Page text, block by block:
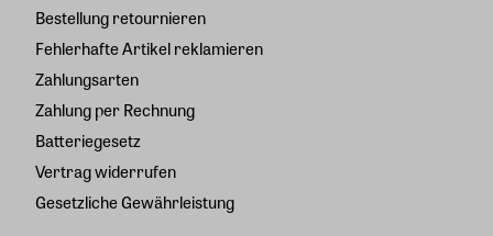
Bestellung retournieren
Fehlerhafte Artikel reklamieren
Zahlungsarten
Zahlung per Rechnung
Batteriegesetz
Vertrag widerrufen
Gesetzliche Gewährleistung